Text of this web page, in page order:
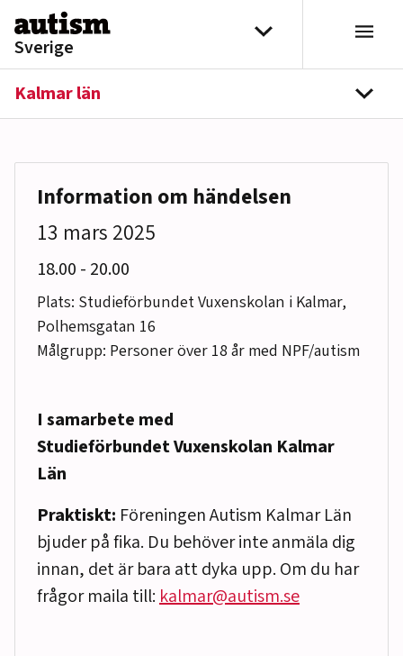
Hoppa till innehåll
Sverige
Välj distrikt
Kalmar län
Information om händelsen
13 mars 2025
18.00 till
- 20.00
Plats: Studieförbundet Vuxenskolan i Kalmar,
Polhemsgatan 16
Målgrupp: Personer över 18 år med NPF/autism
I samarbete med
Studieförbundet Vuxenskolan Kalmar
Län
Praktiskt: Föreningen Autism Kalmar Län
bjuder på fika. Du behöver inte anmäla dig
innan, det är bara att dyka upp. Om du har
frågor maila till:kalmar@autism.se